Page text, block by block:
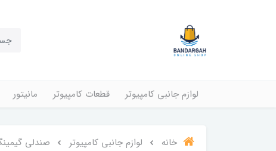
لوازم جانبی کامپیوتر قطعات کامپیوتر مانیتور
خانه لوازم جانبی کامپیوتر صندلی